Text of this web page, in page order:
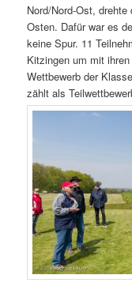
Nord/Nord-Ost,
Osten. Dafür war es
keine Spur. 11
Kitzingen um mit
Wettbewerb der
zählt als